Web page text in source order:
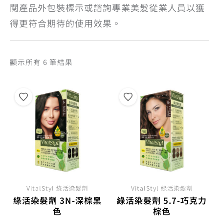
閱產品外包裝標示或諮詢專業美髮從業人員以獲
得更符合期待的使用效果。
顯示所有 6 筆結果
排
序
VitalStyl 綠活染髮劑
綠活染髮劑 3N-深棕黑
色
VitalStyl 綠活染髮劑
綠活染髮劑 5.7-巧克力
棕色